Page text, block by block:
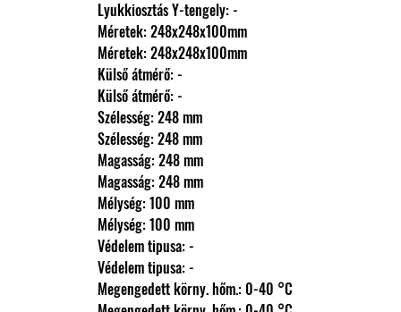
                Lyukkiosztás Y-tengely: -
                Méretek: 248x248x100mm
                Méretek: 248x248x100mm
                Külső átmérő: -
                Külső átmérő: -
                Szélesség: 248 mm
                Szélesség: 248 mm
                Magasság: 248 mm
                Magasság: 248 mm
                Mélység: 100 mm
                Mélység: 100 mm
                Védelem tipusa: -
                Védelem tipusa: -
                Megengedett körny. hőm.: 0-40 °C